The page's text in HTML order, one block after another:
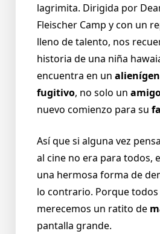
lagrimita. Dirigida por
Fleischer Camp y con un
lleno de talento, nos
historia de una niña
encuentra en un
fugitivo, no solo un
nuevo comienzo para su
Así que si alguna vez
al cine no era para todos,
una hermosa forma de
lo contrario. Porque todos
merecemos un ratito de
pantalla grande.